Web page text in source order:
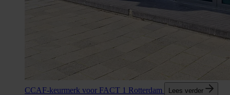
CCAF-keurmerk voor FACT 1 Rotterdam Lees verder